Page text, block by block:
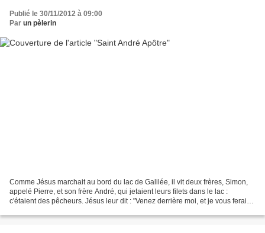
Publié le 30/11/2012 à 09:00
Par un pèlerin
Comme Jésus marchait au bord du lac de Galilée, il vit deux frères, Simon,
appelé Pierre, et son frère André, qui jetaient leurs filets dans le lac :
c'étaient des pêcheurs. Jésus leur dit : "Venez derrière moi, et je vous ferai